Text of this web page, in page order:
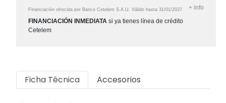
Financiación ofrecida por Banco Cetelem S.A.U. Válido hasta 31/01/2027 + info
FINANCIACIÓN INMEDIATA si ya tienes línea de crédito
Cetelem
Ficha Técnica Accesorios